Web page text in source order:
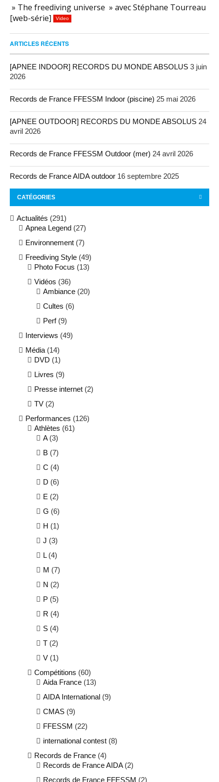
» The freediving universe » avec Stéphane Tourreau
[web-série]
Video
ARTICLES RÉCENTS
[APNEE INDOOR] RECORDS DU MONDE ABSOLUS 3 juin
2026
Records de France FFESSM Indoor (piscine) 25 mai 2026
[APNEE OUTDOOR] RECORDS DU MONDE ABSOLUS 24
avril 2026
Records de France FFESSM Outdoor (mer) 24 avril 2026
Records de France AIDA outdoor 16 septembre 2025
CATÉGORIES
Actualités (291)
Apnea Legend (27)
Environnement (7)
Freediving Style (49)
Photo Focus (13)
Vidéos (36)
Ambiance (20)
Cultes (6)
Perf(9)
Interviews (49)
Média (14)
DVD (1)
Livres (9)
Presse internet (2)
TV (2)
Performances (126)
Athlètes (61)
A(3)
B (7)
C (4)
D (6)
E (2)
G (6)
H (1)
J (3)
L(4)
M (7)
N (2)
P (5)
R (4)
S (4)
T (2)
V (1)
Compétitions (60)
Aida France (13)
AIDA International (9)
CMAS (9)
FFESSM (22)
international contest (8)
Records de France (4)
Records de France AIDA(2)
Records de France FFESSM (2)